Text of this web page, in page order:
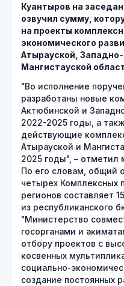
Куантыров на
озвучил сумму,
на проекты
экономического
Атырауской, Западно-
Мангистауской
"Во исполнение
разработаны новые
Актюбинской и
2022-2025 годы, а
действующие
Атырауской и
2025 годы", – отметил
По его словам, общий
четырех Комплексных
регионов составляет
из республиканского
"Министерство
госорганами и
отбору проектов с
косвенных
социально-
создание постоянных